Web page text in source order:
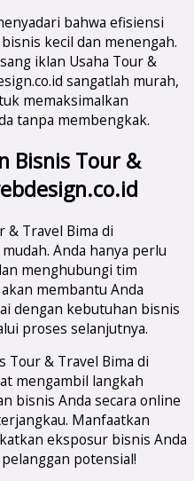
bahwa efisiensi
kecil dan menengah.
iklan Usaha Tour &
sangatlah murah,
memaksimalkan
tanpa membengkak.
Bisnis Tour &
& Travel Bima di
Anda hanya perlu
menghubungi tim
membantu Anda
dengan kebutuhan bisnis
proses selanjutnya.
Tour & Travel Bima di
mengambil langkah
bisnis Anda secara online
Manfaatkan
eksposur bisnis Anda
potensial!